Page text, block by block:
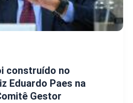
construído no
Eduardo Paes na
Gestor